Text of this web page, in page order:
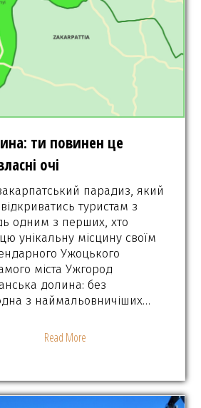
ти повинен це
очі
парадиз, який
туристам з
одним з перших, хто
унікальну місцину своїм
Ужоцького
міста Ужгород
долина: без
з наймальовничіших…
Read More